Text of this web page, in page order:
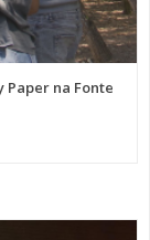
Paper na Fonte